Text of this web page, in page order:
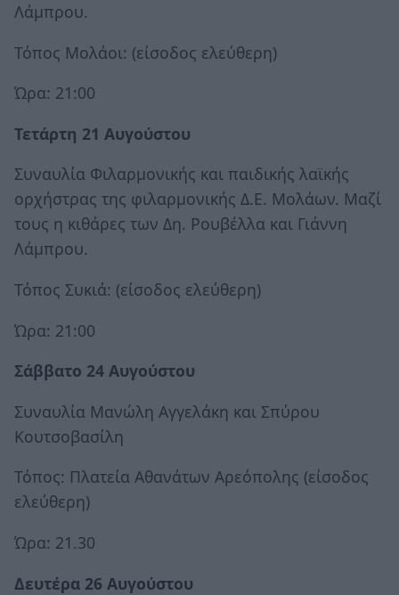
Λάμπρου.
Τόπος Μολάοι: (είσοδος ελεύθερη)
Ώρα: 21:00
Τετάρτη 21 Αυγούστου
Συναυλία Φιλαρμονικής και παιδικής λαϊκής
ορχήστρας της φιλαρμονικής Δ.Ε. Μολάων. Μαζί
τους η κιθάρες των Δη. Ρουβέλλα και Γιάννη
Λάμπρου.
Τόπος Συκιά: (είσοδος ελεύθερη)
Ώρα: 21:00
Σάββατο 24 Αυγούστου
Συναυλία Μανώλη Αγγελάκη και Σπύρου
Κουτσοβασίλη
Τόπος: Πλατεία Αθανάτων Αρεόπολης (είσοδος
ελεύθερη)
Ώρα: 21.30
Δευτέρα 26 Αυγούστου